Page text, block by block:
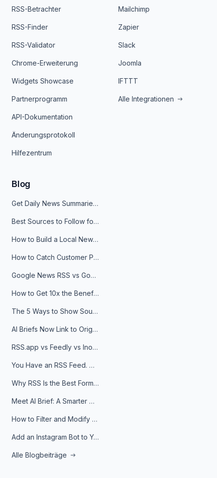
RSS-Betrachter
RSS-Finder
RSS-Validator
Chrome-Erweiterung
Widgets Showcase
Partnerprogramm
API-Dokumentation
Änderungsprotokoll
Hilfezentrum
Mailchimp
Zapier
Slack
Joomla
IFTTT
Alle Integrationen
Blog
Get Daily News Summaries About Any Topic in Telegram, Discord, Slack, and Email
Best Sources to Follow for Crypto News in Your Reader (2026)
How to Build a Local News Hub That Updates Itself
How to Catch Customer Problems Before They Become Support Tickets
Google News RSS vs Google Alerts: Which Is Better for News Monitoring?
How to Get 10x the Benefits of Google Alerts
The 5 Ways to Show Sources in Your AI Brief, And When to Use Each
AI Briefs Now Link to Original Sources. Here's Why It Matters
RSS.app vs Feedly vs Inoreader: Which One Is Actually Right for You?
You Have an RSS Feed. Now What?
Why RSS Is the Best Format for AI Agents in 2026
Meet AI Brief: A Smarter Way to Stay on Top of Information
How to Filter and Modify RSS Feeds
Add an Instagram Bot to Your Telegram Channel, Group, or Topic
Alle Blogbeiträge